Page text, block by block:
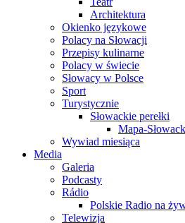
Architektura
Okienko językowe
Polacy na Słowacji
Przepisy kulinarne
Polacy w świecie
Słowacy w Polsce
Sport
Turystycznie
Słowackie perełki
Mapa-
Wywiad miesiąca
Media
Galeria
Podcasty
Rádio
Polskie Radio na
Telewizja